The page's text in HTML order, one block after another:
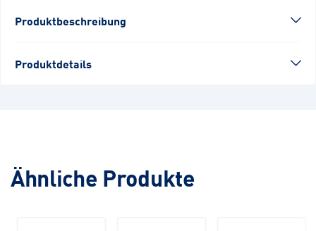
Produktbeschreibung
Produktdetails
Ähnliche Produkte